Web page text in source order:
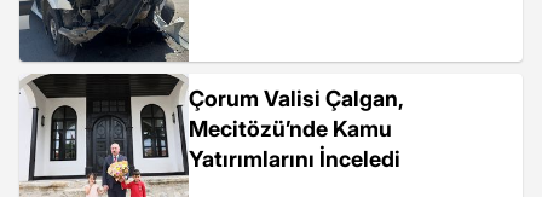
Çorum Valisi Çalgan,
Mecitözü’nde Kamu
Yatırımlarını İnceledi